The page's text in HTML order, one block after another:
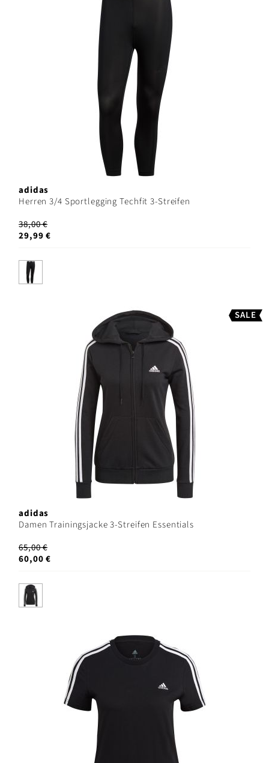
adidas
Herren 3/4 Sportlegging Techfit 3-Streifen
38,00 €
29,99 €
SALE
adidas
Damen Trainingsjacke 3-Streifen Essentials
65,00 €
60,00 €